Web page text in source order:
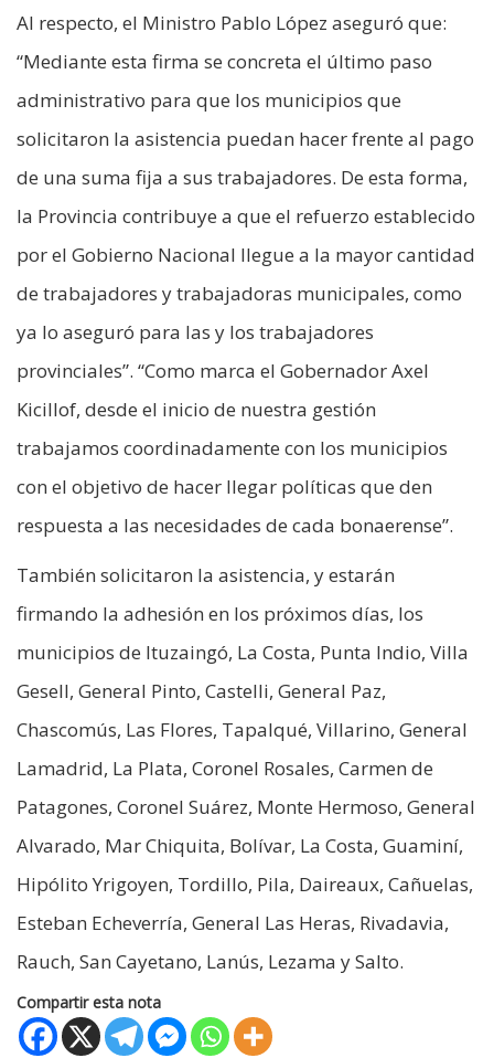
Al respecto, el Ministro Pablo López aseguró que:
“Mediante esta firma se concreta el último paso
administrativo para que los municipios que
solicitaron la asistencia puedan hacer frente al pago
de una suma fija a sus trabajadores. De esta forma,
la Provincia contribuye a que el refuerzo establecido
por el Gobierno Nacional llegue a la mayor cantidad
de trabajadores y trabajadoras municipales, como
ya lo aseguró para las y los trabajadores
provinciales”. “Como marca el Gobernador Axel
Kicillof, desde el inicio de nuestra gestión
trabajamos coordinadamente con los municipios
con el objetivo de hacer llegar políticas que den
respuesta a las necesidades de cada bonaerense”.
También solicitaron la asistencia, y estarán
firmando la adhesión en los próximos días, los
municipios de Ituzaingó, La Costa, Punta Indio, Villa
Gesell, General Pinto, Castelli, General Paz,
Chascomús, Las Flores, Tapalqué, Villarino, General
Lamadrid, La Plata, Coronel Rosales, Carmen de
Patagones, Coronel Suárez, Monte Hermoso, General
Alvarado, Mar Chiquita, Bolívar, La Costa, Guaminí,
Hipólito Yrigoyen, Tordillo, Pila, Daireaux, Cañuelas,
Esteban Echeverría, General Las Heras, Rivadavia,
Rauch, San Cayetano, Lanús, Lezama y Salto.
Compartir esta nota